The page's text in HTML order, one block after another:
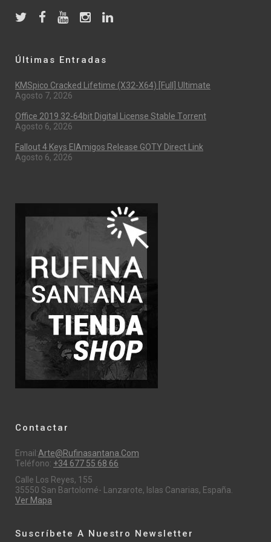
Últimas Entradas
KMSpico Cracked Lifetime (x32-X64) [Full] Ultimate
Agosto 7, 2026
Office 2019 32-64bit Digital License Stable Tоrrеnt
Agosto 6, 2026
Fallout 4 Keys ElAmigos Release GOTY Direct Link
Agosto 6, 2026
Contactar
Email:Arte@rufinasantana.com
Teléfono: +34 677 55 68 66
Calle Los Reyes, 155
35550 San Bartolomé- Lanzarote, Islas Canarias, España.
Ver Mapa
Suscríbete A Nuestro Newsletter